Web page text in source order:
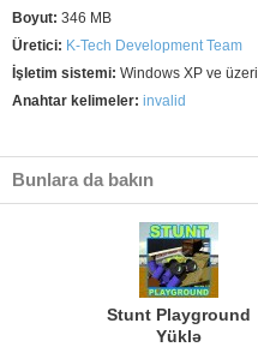
Boyut: 346 MB
Üretici: K-Tech Development Team
İşletim sistemi: Windows XP ve üzeri
Anahtar kelimeler: invalid
Bunlara da bakın
Stunt Playground
Yüklə